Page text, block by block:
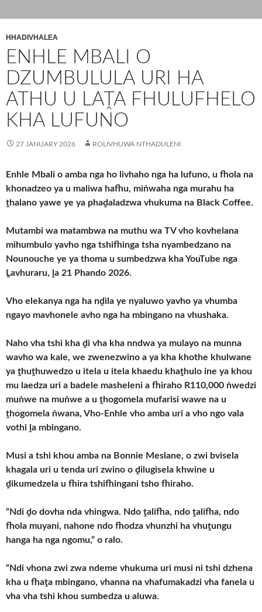
HHADIVHALEA
ENHLE MBALI O
DZUMBULULA URI HA
ATHU U LAṰA FHULUFHELO
KHA LUFUNO
27 JANUARY 2026 ROLIVHUWA NTHADULENI
Enhle Mbali o amba nga ho livhaho nga ha lufuno, u fhola na
khonadzeo ya u maliwa hafhu, miṅwaha nga murahu ha
ṱhalano yawe ye ya phaḓaladzwa vhukuma na Black Coffee.
Mutambi wa matambwa na muthu wa TV vho kovhelana
mihumbulo yavho nga tshifhinga tsha nyambedzano na
Nounouche ye ya thoma u sumbedzwa kha YouTube nga
Ḽavhuraru, ḽa 21 Phando 2026.
Vho elekanya nga ha nḓila ye nyaluwo yavho ya vhumba
ngayo mavhonele avho nga ha mbingano na vhushaka.
Naho vha tshi kha ḓi vha kha nndwa ya mulayo na munna
wavho wa kale, we zwenezwino a ya kha khothe khulwane
ya ṱhuṱhuwedzo u itela u itela khaedu khaṱhulo ine ya khou
mu laedza uri a badele masheleni a fhiraho R110,000 ṅwedzi
muṅwe na muṅwe a u ṱhogomela mufarisi wawe na u
ṱhogomela ṅwana, Vho-Enhle vho amba uri a vho ngo vala
vothi ḽa mbingano.
Musi a tshi khou amba na Bonnie Meslane, o zwi bvisela
khagala uri u tenda uri zwino o ḓilugisela khwine u
ḓikumedzela u fhira tshifhingani tsho fhiraho.
“Ndi ḓo dovha nda vhingwa. Ndo ṱalifha, ndo ṱalifha, ndo
fhola muyani, nahone ndo fhodza vhunzhi ha vhuṱungu
hanga ha nga ngomu,” o ralo.
“Ndi vhona zwi zwa ndeme vhukuma uri musi ni tshi dzhena
kha u fhaṱa mbingano, vhanna na vhafumakadzi vha fanela u
vha vha tshi khou sumbedza u aluwa.